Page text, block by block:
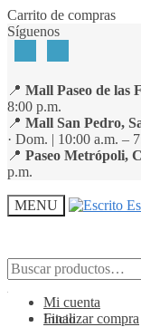
Skip
to
Skip
to
Carrito de compras
Síguenos
📍 Mall Paseo de las
8:00 p.m.
📍 Mall San Pedro,
· Dom. | 10:00 a.m. –
📍 Paseo Metrópoli,
p.m.
MENU
Search
for:
Mi cuenta
Finalizar compra
Search
for:
Inicio